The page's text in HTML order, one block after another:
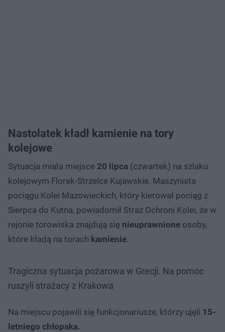
Nastolatek kładł kamienie na tory
kolejowe
Sytuacja miała miejsce 20 lipca (czwartek) na szlaku
kolejowym Florek-Strzelce Kujawskie. Maszynista
pociągu Kolei Mazowieckich, który kierował pociąg z
Sierpca do Kutna, powiadomił Straż Ochroni Kolei, że w
rejonie torowiska znajdują się nieuprawnione osoby,
które kładą na torach kamienie.
Tragiczna sytuacja pożarowa w Grecji. Na pomoc
ruszyli strażacy z Krakowa
Na miejscu pojawili się funkcjonariusze, którzy ujęli 15-
letniego chłopaka.